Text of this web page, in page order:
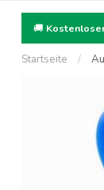
🚚
Startseite /